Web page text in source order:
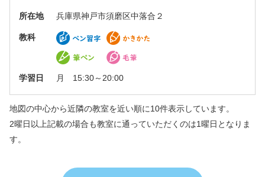
所在地 兵庫県神戸市須磨区中落合２
教科
学習日 月 15:30～20:00
地図の中心から近隣の教室を近い順に10件表示しています。
2曜日以上記載の場合も教室に通っていただくのは1曜日となりま
す。